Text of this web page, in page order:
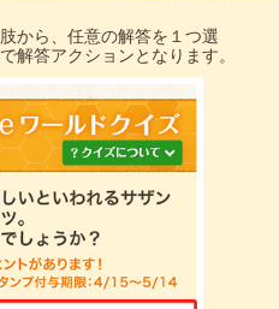
から、任意の解答を１つ選
解答アクションとなります。